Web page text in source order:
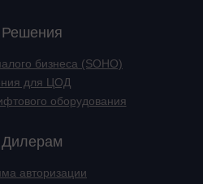
Решения
бизнеса (SOHO)
для ЦОД
оборудования
Дилерам
авторизации